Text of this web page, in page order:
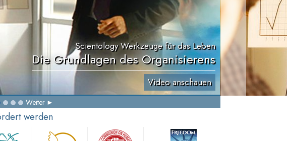
Scientology Werkzeuge für das Leben
Die Grundlagen des Organisierens
Video anschauen
Weiter
werden